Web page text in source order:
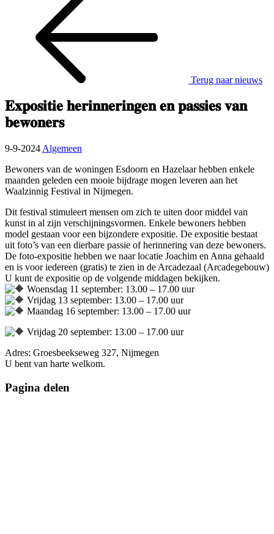
Terug naar nieuws
𝐄𝐱𝐩𝐨𝐬𝐢𝐭𝐢𝐞 𝐡𝐞𝐫𝐢𝐧𝐧𝐞𝐫𝐢𝐧𝐠𝐞𝐧 𝐞𝐧 𝐩𝐚𝐬𝐬𝐢𝐞𝐬 𝐯𝐚𝐧
𝐛𝐞𝐰𝐨𝐧𝐞𝐫𝐬
9-9-2024 Algemeen
Bewoners van de woningen Esdoorn en Hazelaar hebben enkele
maanden geleden een mooie bijdrage mogen leveren aan het
Waalzinnig Festival in Nijmegen.
Dit festival stimuleert mensen om zich te uiten door middel van
kunst in al zijn verschijningsvormen. Enkele bewoners hebben
model gestaan voor een bijzondere expositie. De expositie bestaat
uit foto’s van een dierbare passie of herinnering van deze bewoners.
De foto-expositie hebben we naar locatie Joachim en Anna gehaald
en is voor iedereen (gratis) te zien in de Arcadezaal (Arcadegebouw)
U kunt de expositie op de volgende middagen bekijken.
Woensdag 11 september: 13.00 – 17.00 uur
Vrijdag 13 september: 13.00 – 17.00 uur
Maandag 16 september: 13.00 – 17.00 uur
Vrijdag 20 september: 13.00 – 17.00 uur
Adres: Groesbeekseweg 327, Nijmegen
U bent van harte welkom.
Pagina delen